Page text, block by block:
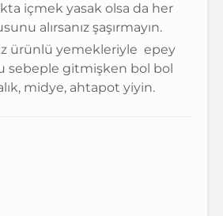
içmek yasak olsa da her
alırsanız şaşırmayın.
ürünlü yemekleriyle epey
sebeple gitmişken bol bol
midye, ahtapot yiyin.